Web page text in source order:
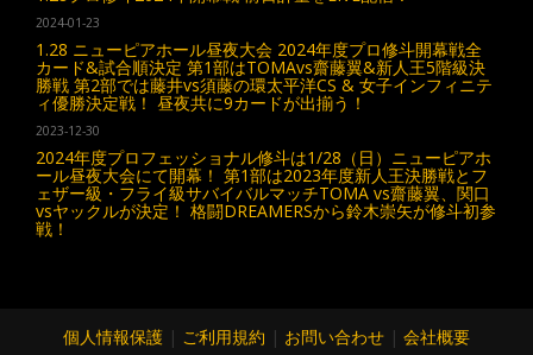
2024-01-23
1.28 ニューピアホール昼夜大会 2024年度プロ修斗開幕戦全
カード&試合順決定 第1部はTOMAvs齋藤翼&新人王5階級決
勝戦 第2部では藤井vs須藤の環太平洋CS & 女子インフィニテ
ィ優勝決定戦！ 昼夜共に9カードが出揃う！
2023-12-30
2024年度プロフェッショナル修斗は1/28（日）ニューピアホ
ール昼夜大会にて開幕！ 第1部は2023年度新人王決勝戦とフ
ェザー級・フライ級サバイバルマッチTOMA vs齋藤翼、関口
vsヤックルが決定！ 格闘DREAMERSから鈴木崇矢が修斗初参
戦！
個人情報保護 | ご利用規約 | お問い合わせ | 会社概要